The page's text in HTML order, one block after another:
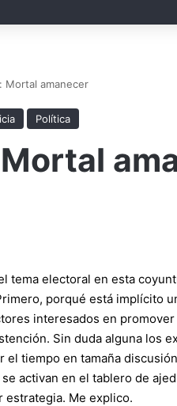
Mortal amanecer
Política
tema electoral en esta
porqué está implícito
interesados en
Sin duda alguna los
tiempo en tamaña
activan en el tablero de
estrategia. Me explico.